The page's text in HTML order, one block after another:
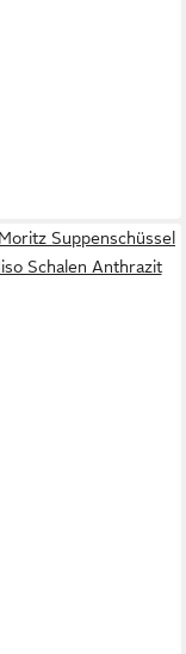
Suppenschüssel
Schalen Anthrazit